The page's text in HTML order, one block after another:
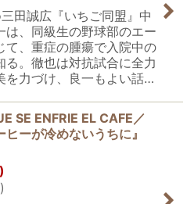
田誠広『いちご同盟』中
は、同級生の野球部のエー
て、重症の腫瘍で入院中の
る。徹也は対抗試合に全力
を力づけ、良一もよい話…
SE ENFRIE EL CAFE／
ヒーが冷めないうちに』
)